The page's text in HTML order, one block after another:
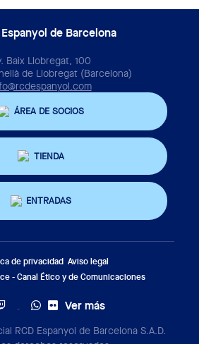
Baix Llobregat, 100
de Llobregat (Barcelona)
ÁREA DE SOCIOS
TIENDA
ENTRADAS
de privacidad Aviso legal
- Canal Ético y de Comunicaciones
Ver más
RCD Espanyol de Barcelona S.A.D.